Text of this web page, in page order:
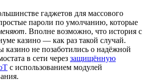
гаджетов для массового
пароли по умолчанию, которые
. Вполне возможно, что история с
казино — как раз такой случай.
казино не позаботились о надёжной
в сети через защищённую
с использованием модулей